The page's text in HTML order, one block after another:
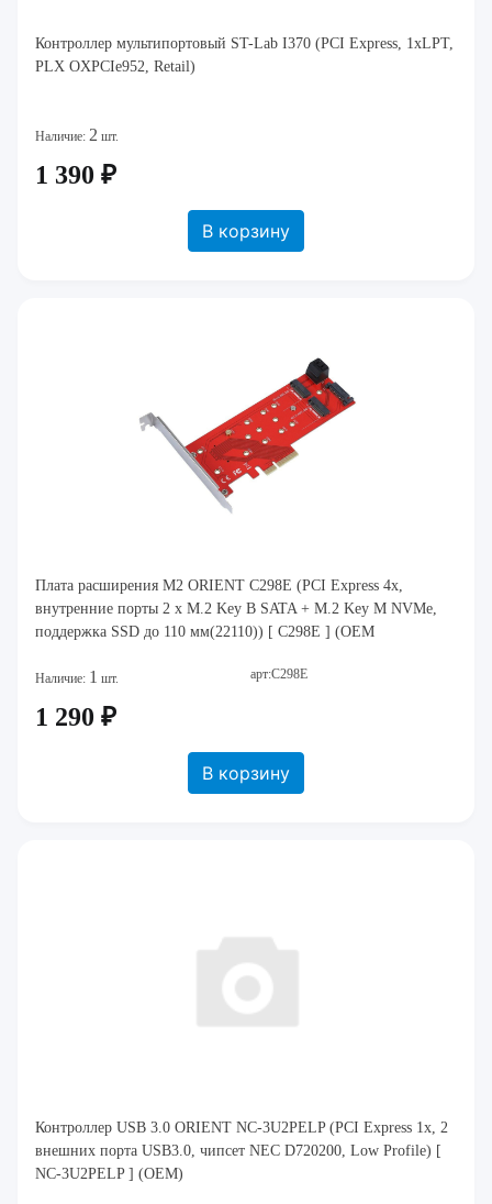
Контроллер мультипортовый ST-Lab I370 (PCI Express, 1xLPT,
PLX OXPCIe952, Retail)
Наличие: 2 шт.
1 390 ₽
В корзину
Плата расширения M2 ORIENT C298E (PCI Express 4x,
внутренние порты 2 x M.2 Key B SATA + M.2 Key M NVMe,
поддержка SSD до 110 мм(22110)) [ C298E ] (OEM
Наличие: 1 шт. арт:C298E
1 290 ₽
В корзину
Контроллер USB 3.0 ORIENT NC-3U2PELP (PCI Express 1x, 2
внешних порта USB3.0, чипсет NEC D720200, Low Profile) [
NC-3U2PELP ] (OEM)